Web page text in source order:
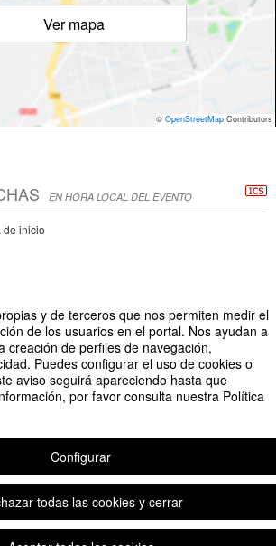
y de terceros que nos permiten medir el
de los usuarios en el portal. Nos ayudan a
creación de perfiles de navegación,
Puedes configurar el uso de cookies o
aviso seguirá apareciendo hasta que
por favor consulta nuestra Política
Configurar
todas las cookies y cerrar
Ver mapa
© OpenStreetMap Contributors
EN HORA LOCAL DEL EVENTO
de inicio
de los Resultados de Investigación
Plataforma de organización de eventos Symposium